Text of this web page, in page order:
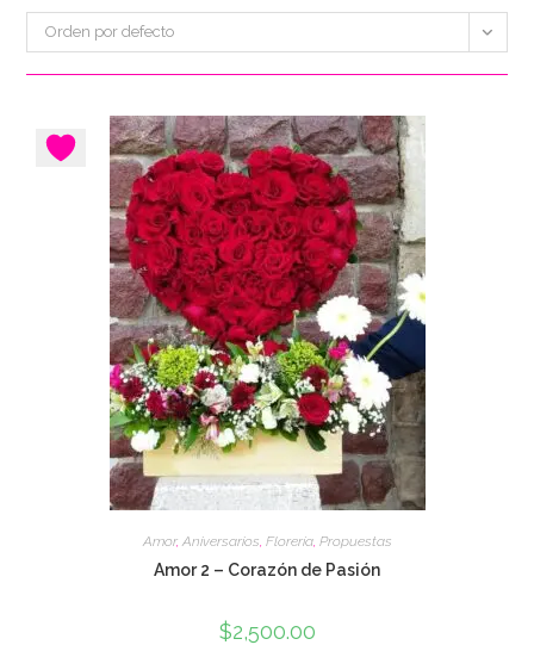
Orden por defecto
Amor, Aniversarios, Florería, Propuestas
Amor 2 – Corazón de Pasión
$2,500.00